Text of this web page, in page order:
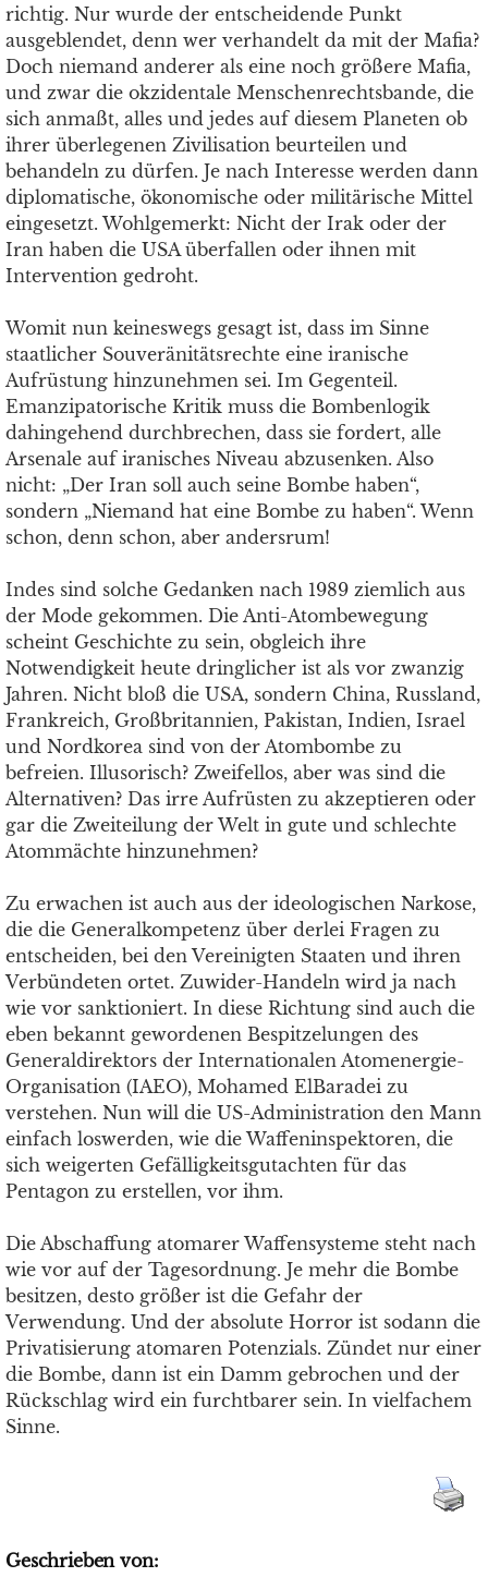
richtig. Nur wurde der entscheidende Punkt
ausgeblendet, denn wer verhandelt da mit der Mafia?
Doch niemand anderer als eine noch größere Mafia,
und zwar die okzidentale Menschenrechtsbande, die
sich anmaßt, alles und jedes auf diesem Planeten ob
ihrer überlegenen Zivilisation beurteilen und
behandeln zu dürfen. Je nach Interesse werden dann
diplomatische, ökonomische oder militärische Mittel
eingesetzt. Wohlgemerkt: Nicht der Irak oder der
Iran haben die USA überfallen oder ihnen mit
Intervention gedroht.
Womit nun keineswegs gesagt ist, dass im Sinne
staatlicher Souveränitätsrechte eine iranische
Aufrüstung hinzunehmen sei. Im Gegenteil.
Emanzipatorische Kritik muss die Bombenlogik
dahingehend durchbrechen, dass sie fordert, alle
Arsenale auf iranisches Niveau abzusenken. Also
nicht: „Der Iran soll auch seine Bombe haben“,
sondern „Niemand hat eine Bombe zu haben“. Wenn
schon, denn schon, aber andersrum!
Indes sind solche Gedanken nach 1989 ziemlich aus
der Mode gekommen. Die Anti-Atombewegung
scheint Geschichte zu sein, obgleich ihre
Notwendigkeit heute dringlicher ist als vor zwanzig
Jahren. Nicht bloß die USA, sondern China, Russland,
Frankreich, Großbritannien, Pakistan, Indien, Israel
und Nordkorea sind von der Atombombe zu
befreien. Illusorisch? Zweifellos, aber was sind die
Alternativen? Das irre Aufrüsten zu akzeptieren oder
gar die Zweiteilung der Welt in gute und schlechte
Atommächte hinzunehmen?
Zu erwachen ist auch aus der ideologischen Narkose,
die die Generalkompetenz über derlei Fragen zu
entscheiden, bei den Vereinigten Staaten und ihren
Verbündeten ortet. Zuwider-Handeln wird ja nach
wie vor sanktioniert. In diese Richtung sind auch die
eben bekannt gewordenen Bespitzelungen des
Generaldirektors der Internationalen Atomenergie-
Organisation (IAEO), Mohamed ElBaradei zu
verstehen. Nun will die US-Administration den Mann
einfach loswerden, wie die Waffeninspektoren, die
sich weigerten Gefälligkeitsgutachten für das
Pentagon zu erstellen, vor ihm.
Die Abschaffung atomarer Waffensysteme steht nach
wie vor auf der Tagesordnung. Je mehr die Bombe
besitzen, desto größer ist die Gefahr der
Verwendung. Und der absolute Horror ist sodann die
Privatisierung atomaren Potenzials. Zündet nur einer
die Bombe, dann ist ein Damm gebrochen und der
Rückschlag wird ein furchtbarer sein. In vielfachem
Sinne.
Geschrieben von: